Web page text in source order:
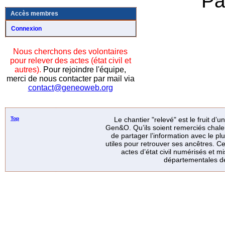
Accès membres
Connexion
Nous cherchons des volontaires
pour relever des actes (état civil et
autres). Pour rejoindre l'équipe,
merci de nous contacter par mail via
contact@geneoweb.org
Top
Le chantier "relevé" est le fruit
Gen&O. Qu’ils soient remerciés
de partager l’information avec le
utiles pour retrouver ses ancêtres.
actes d’état civil numérisés et
départementales